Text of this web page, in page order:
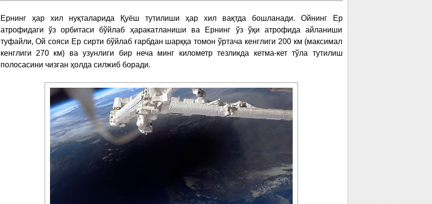
Ернинг ҳар хил нуқталарида Қуёш тутилиши ҳар хил вақтда бошланади. Ойнинг Ер
атрофидаги ўз орбитаси бўйлаб ҳаракатланиши ва Ернинг ўз ўқи атрофида айланиши
туфайли, Ой сояси Ер сирти бўйлаб ғарбдан шарққа томон ўртача кенглиги 200 км (максимал
кенглиги 270 км) ва узунлиги бир неча минг километр тезликда кетма-кет тўла тутилиш
полосасини чизган ҳолда силжиб боради.